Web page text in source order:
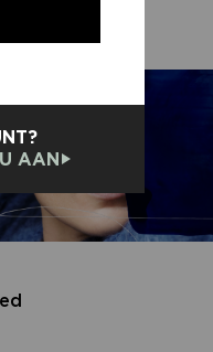
AAN
the Label